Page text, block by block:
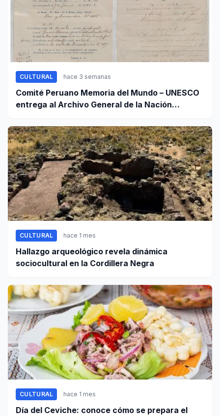
CULTURAL hace 3 semanas
Comité Peruano Memoria del Mundo – UNESCO
entrega al Archivo General de la Nación
documentales
CULTURAL hace 1 mes
Hallazgo arqueológico revela dinámica
sociocultural en la Cordillera Negra
CULTURAL hace 1 mes
Día del Ceviche: conoce cómo se prepara el